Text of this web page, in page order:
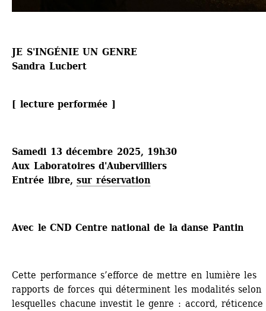
JE S'INGÉNIE UN GENRE
Sandra Lucbert
[ lecture performée ]
Samedi 13 décembre 2025, 19h30
Aux Laboratoires d'Aubervilliers
Entrée libre, sur réservation
Avec le CND Centre national de la danse Pantin
Cette performance s’efforce de mettre en lumière les
rapports de forces qui déterminent les modalités selon
lesquelles chacune investit le genre : accord, réticence